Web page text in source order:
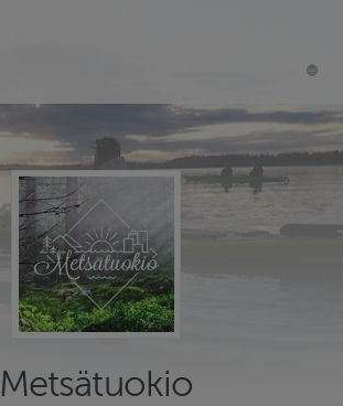
Metsätuokio